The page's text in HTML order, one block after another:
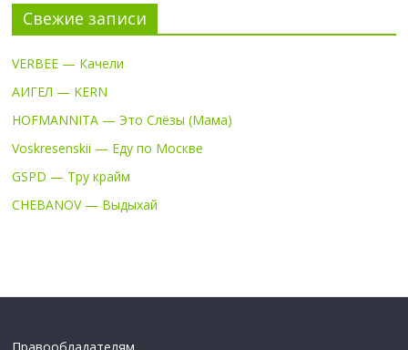
Свежие записи
VERBEE — Качели
АИГЕЛ — KERN
HOFMANNITA — Это Слёзы (Мама)
Voskresenskii — Еду по Москве
GSPD — Тру крайм
CHEBANOV — Выдыхай